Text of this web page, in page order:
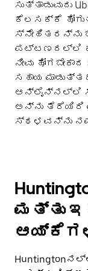
ಸುತ್ತಾಡುವುದು
ಕೆಲಸಕ್ಕೆ
ಸ್ನೇಹಿತರನ್ನು
ಪಟ್ಟಣದಲ್ಲಿ
ನೀವು
ಸಹಾಯ
ಆನ್‌ಲೈನ್‌ನಲ್ಲಿ
ಅನ್ನು ತೆರೆಯಿರಿ
ಸ್ಥಳವನ್ನು
ಮತ್ತು